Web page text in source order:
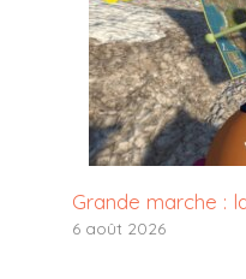
Grande marche :
6 août 2026